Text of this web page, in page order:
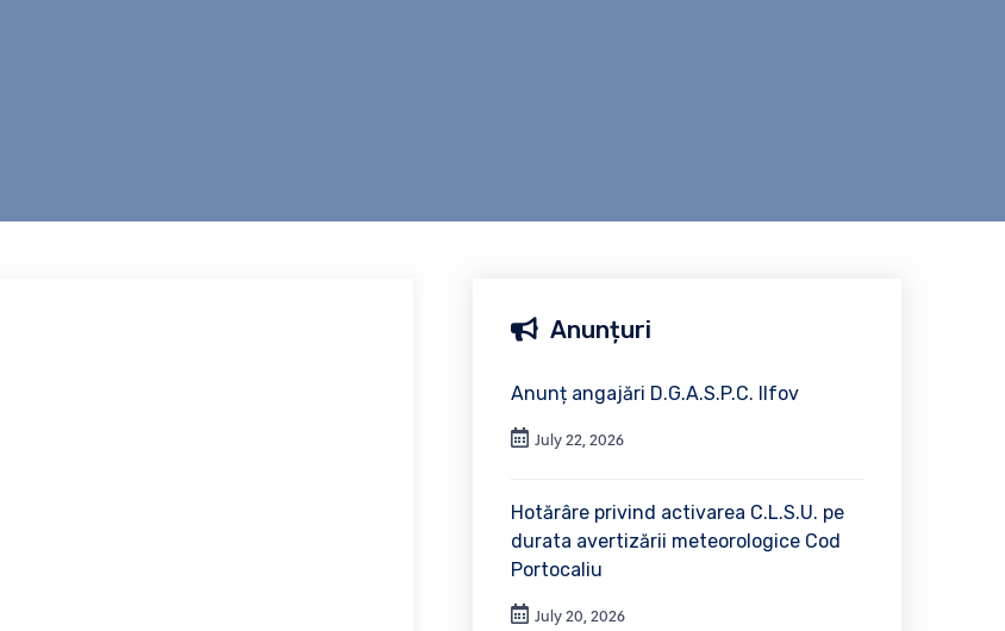
Anunțuri
Anunț angajări D.G.A.S.P.C. Ilfov
July 22, 2026
Hotărâre privind activarea C.L.S.U. pe
durata avertizării meteorologice Cod
Portocaliu
July 20, 2026